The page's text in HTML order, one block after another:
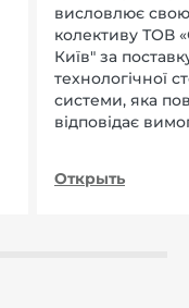
висловлює
колективу ТОВ
Київ" за
технологічної
системи, яка
відповідає
Открыть